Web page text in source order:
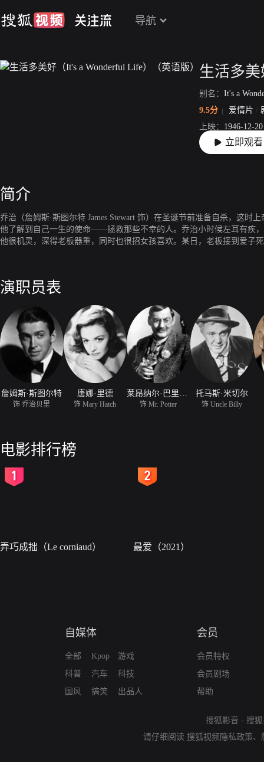
导航
别名： It's a
9.5分
爱情片 /
上映： 1946-12-20
片长： 130分30秒
立即观看
简介
乔治（詹姆斯·斯图尔特 James Stewart 饰）在圣诞节前准备自杀，这时
他了解到自己一生的使命——拯救那些不幸的人。乔治小时候左耳有疾
他很机灵，深得老板器重，同时也很招女孩喜欢。某日，老板接到爱子
要担任董事会秘书长。这与他的大学梦相去甚远。而且，此时他还陷入
演职员表
詹姆斯·斯图尔特
饰 乔治贝里
唐娜·里德
饰 Mary Hatch 饰 Mr. Potter
托马斯·米切尔
饰 Uncle Billy
电影排行榜
弄巧成拙（Le corniaud） 最爱（2021）
自媒体
全部
科普
国风
Kpop
汽车
搞笑
游戏
科技
出品人
会员
会员特权
会员剧场
帮助
搜狐影音 - 搜
请仔细阅读 搜狐视频隐私政策、